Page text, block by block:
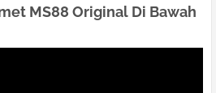
MS88 Original Di Bawah